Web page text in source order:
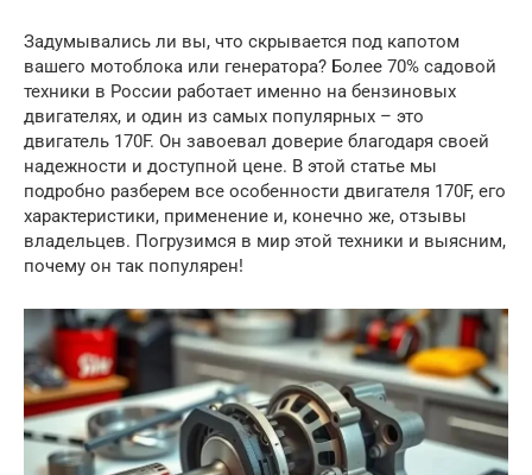
Задумывались ли вы, что скрывается под капотом
вашего мотоблока или генератора? Более 70% садовой
техники в России работает именно на бензиновых
двигателях, и один из самых популярных – это
двигатель 170F. Он завоевал доверие благодаря своей
надежности и доступной цене. В этой статье мы
подробно разберем все особенности двигателя 170F, его
характеристики, применение и, конечно же, отзывы
владельцев. Погрузимся в мир этой техники и выясним,
почему он так популярен!